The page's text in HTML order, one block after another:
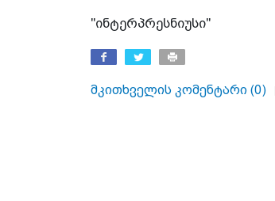
"ინტერპრესნიუსი"
მკითხველის კომენტარი (0)